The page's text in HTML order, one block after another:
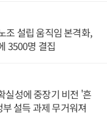
조 설립 움직임 본격화,
3500명 결집
실성에 중장기 비전 '흔
설득 과제 무거워져